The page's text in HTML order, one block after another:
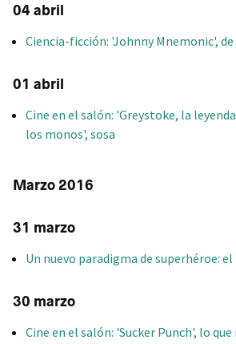
04 abril
Ciencia-ficción: 'Johnny Mnemonic',
01 abril
Cine en el salón: 'Greystoke, la
los monos', sosa
Marzo 2016
31 marzo
Un nuevo paradigma de superhéroe:
30 marzo
Cine en el salón: 'Sucker Punch', lo que